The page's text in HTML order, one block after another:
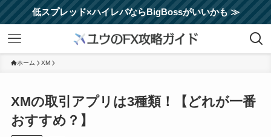
低スプレッド×ハイレバならBigBossがいいかも ≫
ホーム XM
XMの取引アプリは3種類！【どれが一番
おすすめ？】